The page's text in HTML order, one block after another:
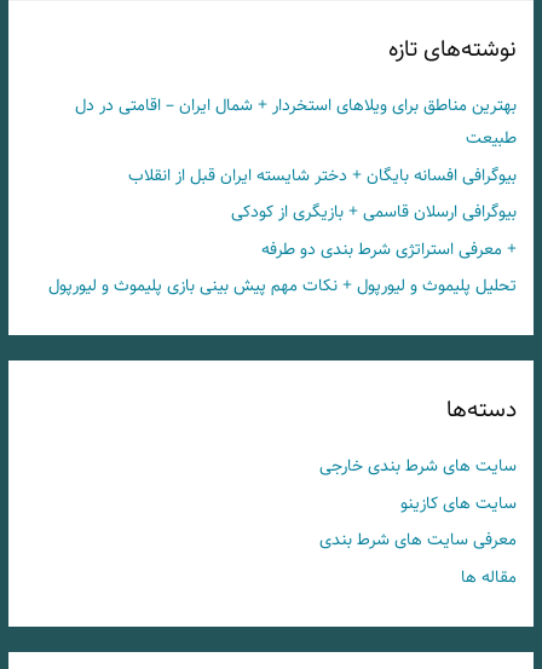
نوشته‌های تازه
بهترین مناطق برای ویلاهای استخردار + شمال ایران – اقامتی در دل
طبیعت
بیوگرافی افسانه بایگان + دختر شایسته ایران قبل از انقلاب
بیوگرافی ارسلان قاسمی + بازیگری از کودکی
+ معرفی استراتژی شرط بندی دو طرفه
تحلیل پلیموث و لیورپول + نکات مهم پیش بینی بازی پلیموث و لیورپول
دسته‌ها
سایت های شرط بندی خارجی
سایت های کازینو
معرفی سایت های شرط بندی
مقاله ها